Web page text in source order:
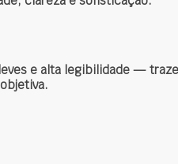
e alta legibilidade —
.